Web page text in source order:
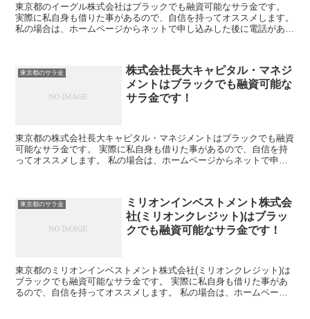
東京都のイーグル株式会社はブラックでも融資可能なサラ金です。
実際に私自身も借りた事があるので、自信を持ってオススメします。
私の場合は、ホームページからネットで申し込みした後に電話があ
東京都のサラ金
株式会社長大キャピタル・マネジ
メントはブラックでも融資可能な
サラ金です！
東京都の株式会社長大キャピタル・マネジメントはブラックでも融資
可能なサラ金です。 実際に私自身も借りた事があるので、自信を持
ってオススメします。 私の場合は、ホームページからネットで申し
東京都のサラ金
ミリオンインベストメント株式会
社(ミリオンクレジット)はブラッ
クでも融資可能なサラ金です！
東京都のミリオンインベストメント株式会社(ミリオンクレジット)は
ブラックでも融資可能なサラ金です。 実際に私自身も借りた事があ
るので、自信を持ってオススメします。 私の場合は、ホームページ